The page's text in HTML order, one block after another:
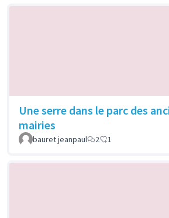
Une serre dans le parc des
mairies
bauret jeanpaul 2 1